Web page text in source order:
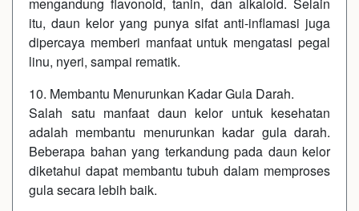
itu, daun kelor yang punya sifat anti-inflamasi juga
dipercaya memberi manfaat untuk mengatasi pegal
linu, nyeri, sampai rematik.
10. Membantu Menurunkan Kadar Gula Darah.
Salah satu manfaat daun kelor untuk kesehatan
adalah membantu menurunkan kadar gula darah.
Beberapa bahan yang terkandung pada daun kelor
diketahui dapat membantu tubuh dalam memproses
gula secara lebih baik.